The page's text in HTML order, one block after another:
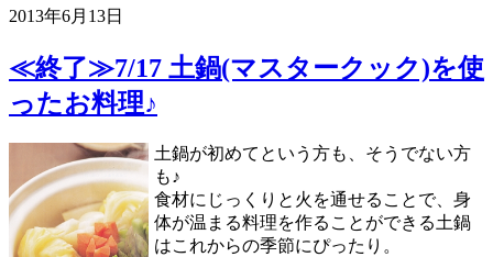
2013年6月13日
≪終了≫7/17 土鍋(マスタークック)を使
ったお料理♪
土鍋が初めてという方も、そうでない方
も♪
食材にじっくりと火を通せることで、身
体が温まる料理を作ることができる土鍋
はこれからの季節にぴったり。